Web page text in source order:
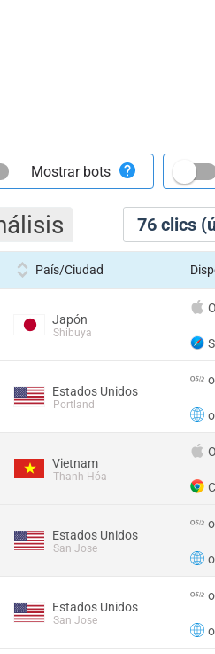
76 clics
Mostrar bots
País/Ciudad
Japón
Shibuya
Estados Unidos
Portland
Vietnam
Thanh Hóa
Estados Unidos
San Jose
Estados Unidos
San Jose